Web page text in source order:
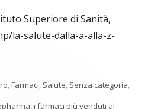
Superiore di Sanità,
la-salute-dalla-a-alla-z-
Farmaci Salute Senza categoria
i farmaci più venduti al